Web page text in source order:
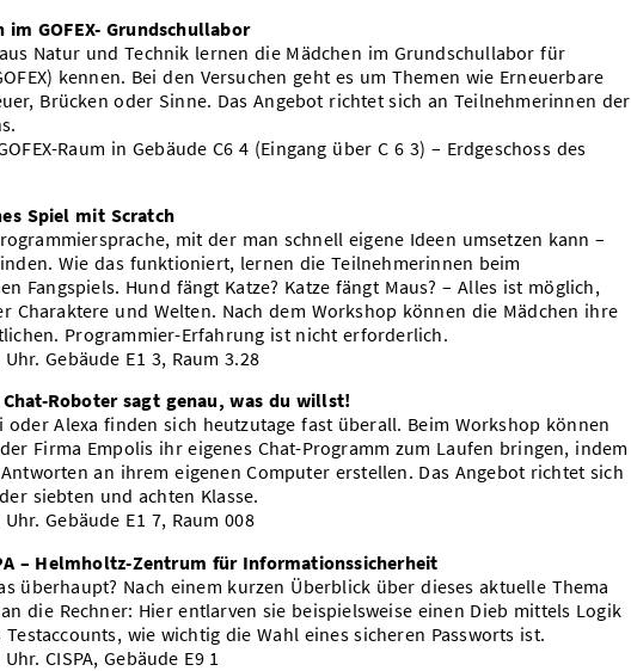
GOFEX- Grundschullabor
Natur und Technik lernen die Mädchen im Grundschullabor für
kennen. Bei den Versuchen geht es um Themen wie Erneuerbare
Brücken oder Sinne. Das Angebot richtet sich an Teilnehmerinnen der
Raum in Gebäude C6 4 (Eingang über C 6 3) – Erdgeschoss des
Spiel mit Scratch
mit der man schnell eigene Ideen umsetzen kann –
Wie das funktioniert, lernen die Teilnehmerinnen beim
Fangspiels. Hund fängt Katze? Katze fängt Maus? – Alles ist möglich,
Charaktere und Welten. Nach dem Workshop können die Mädchen ihre
Programmier-Erfahrung ist nicht erforderlich.
Gebäude E1 3, Raum 3.28
Roboter sagt genau, was du willst!
oder Alexa finden sich heutzutage fast überall. Beim Workshop können
Firma Empolis ihr eigenes Chat-Programm zum Laufen bringen, indem
an ihrem eigenen Computer erstellen. Das Angebot richtet sich
siebten und achten Klasse.
Gebäude E1 7, Raum 008
– Helmholtz-Zentrum für Informationssicherheit
überhaupt? Nach einem kurzen Überblick über dieses aktuelle Thema
die Rechner: Hier entlarven sie beispielsweise einen Dieb mittels Logik
wie wichtig die Wahl eines sicheren Passworts ist.
CISPA, Gebäude E9 1